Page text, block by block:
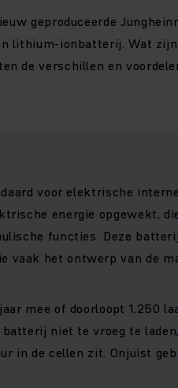
geproduceerde
lithium-ionbatterij. Wat
de verschillen en
voor elektrische
energie opgewekt,
functies. Deze
vaak het ontwerp van de
mee of doorloopt 1.250
niet te vroeg te
in de cellen zit. Onjuist